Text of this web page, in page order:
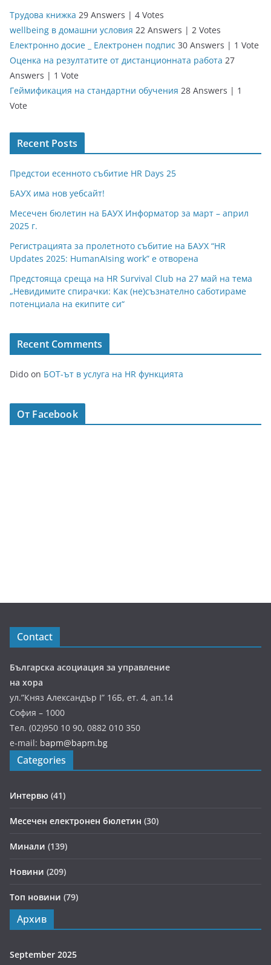
Трудова книжка 29 Answers | 4 Votes
wellbeing в домашни условия 22 Answers | 2 Votes
Електронно досие _ Електронен подпис 30 Answers | 1 Vote
Оценка на резултатите от дистанционната работа 27
Answers | 1 Vote
Геймификация на стандартни обучения 28 Answers | 1
Vote
Recent Posts
Предстои есенното събитие HR Days 25
БАУХ има нов уебсайт!
Месечен бюлетин на БАУХ Информатор за март – април
2025 г.
Регистрацията за пролетното събитие на БАУХ “HR
Updates 2025: HumanAIsing work” е отворена
Предстояща среща на HR Survival Club на 27 май на тема
„Невидимите спирачки: Как (не)съзнателно саботираме
потенциала на екипите си“
Recent Comments
Dido on БОТ-ът в услуга на HR функцията
От Facebook
Contact
Българска асоциация за управление
на хора
ул.”Княз Александър І” 16Б, ет. 4, ап.14
София – 1000
Тел. (02)950 10 90, 0882 010 350
e-mail: bapm@bapm.bg
Categories
Интервю (41)
Месечен електронен бюлетин (30)
Минали (139)
Новини (209)
Топ новини (79)
Архив
September 2025